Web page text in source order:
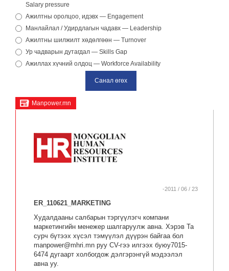
Salary pressure
Ажилтны оролцоо, идэвх — Engagement
Манлайлал / Удирдлагын чадавх — Leadership
Ажилтны шилжилт хөдөлгөөн — Turnover
Ур чадварын дутагдал — Skills Gap
Ажиллах хүчний олдоц — Workforce Availability
Manpower.mn
-2011 / 06 / 23
ER_110621_MARKETING
Худалдааны салбарын тэргүүлэгч компани
маркетингийн менежер шалгаруулж авна. Хэрэв Та
сурч бүтээх хүсэл тэмүүлэл дүүрэн байгаа бол
manpower@mhri.mn руу CV-гээ илгээх буюу7015-
6474 дугаарт холбогдож дэлгэрэнгүй мэдээлэл
авна уу.